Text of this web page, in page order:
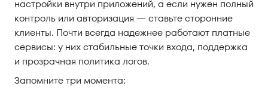
настройки внутри приложений, а если нужен полный
контроль или авторизация — ставьте сторонние
клиенты. Почти всегда надежнее работают платные
сервисы: у них стабильные точки входа, поддержка
и прозрачная политика логов.
Запомните три момента: